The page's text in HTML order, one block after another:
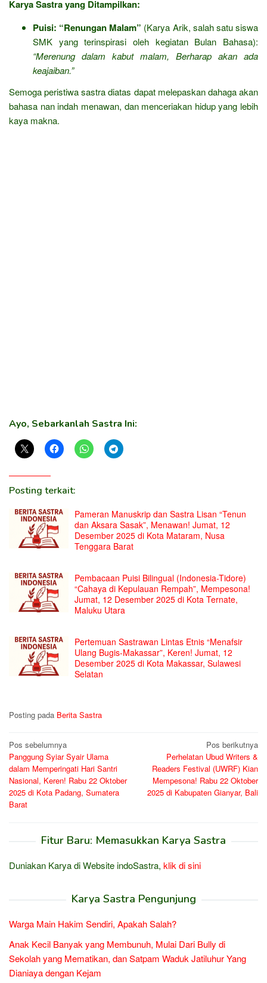
Karya Sastra yang Ditampilkan:
Puisi: “Renungan Malam” (Karya Arik, salah satu siswa
SMK yang terinspirasi oleh kegiatan Bulan Bahasa):
“Merenung dalam kabut malam, Berharap akan ada
keajaiban.”
Semoga peristiwa sastra diatas dapat melepaskan dahaga akan
bahasa nan indah menawan, dan menceriakan hidup yang lebih
kaya makna.
Ayo, Sebarkanlah Sastra Ini:
Posting terkait:
Pameran Manuskrip dan Sastra Lisan “Tenun
dan Aksara Sasak”, Menawan! Jumat, 12
Desember 2025 di Kota Mataram, Nusa
Tenggara Barat
Pembacaan Puisi Bilingual (Indonesia-Tidore)
“Cahaya di Kepulauan Rempah”, Mempesona!
Jumat, 12 Desember 2025 di Kota Ternate,
Maluku Utara
Pertemuan Sastrawan Lintas Etnis “Menafsir
Ulang Bugis-Makassar”, Keren! Jumat, 12
Desember 2025 di Kota Makassar, Sulawesi
Selatan
Posting pada Berita Sastra
Navigasi
pos
Pos sebelumnya
Panggung Syiar Syair Ulama
dalam Memperingati Hari Santri
Nasional, Keren! Rabu 22 Oktober
2025 di Kota Padang, Sumatera
Barat
Pos berikutnya
Perhelatan Ubud Writers &
Readers Festival (UWRF) Kian
Mempesona! Rabu 22 Oktober
2025 di Kabupaten Gianyar, Bali
Fitur Baru: Memasukkan Karya Sastra
Duniakan Karya di Website indoSastra, klik di sini
Karya Sastra Pengunjung
Warga Main Hakim Sendiri, Apakah Salah?
Anak Kecil Banyak yang Membunuh, Mulai Dari Bully di
Sekolah yang Mematikan, dan Satpam Waduk Jatiluhur Yang
Dianiaya dengan Kejam